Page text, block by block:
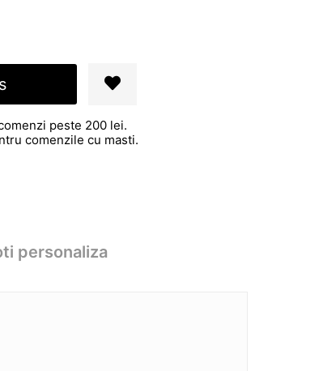
peste 200 lei.
comenzile cu masti.
personaliza